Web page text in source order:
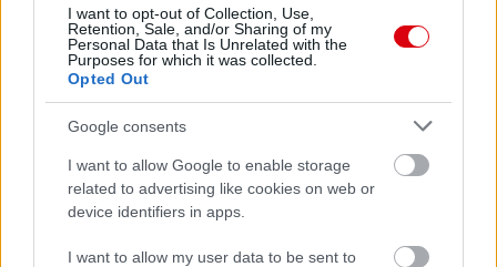
I want to opt-out of Collection, Use,
Retention, Sale, and/or Sharing of my
Personal Data that Is Unrelated with the
Purposes for which it was collected.
Opted Out
Google consents
I want to allow Google to enable storage
related to advertising like cookies on web or
device identifiers in apps.
I want to allow my user data to be sent to
ELŐZŐ MÉRKŐZÉSEK
Támogatás
Támogasd adományoddal
a ManUtdFanatics.hu működését!